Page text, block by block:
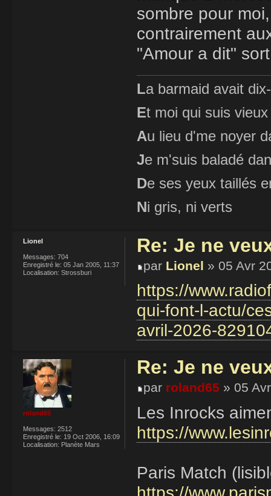
sombre pour
contrairement
"Amour a dit"
La barmaid avait
Et moi qui suis
Au lieu d'me noyer
Je m'suis baladé
De ses yeux taillés
Ni gris, ni verts
Re: Je ne
par Lionel » 05 Avr
https://
qui-font-l-actu/
avril-2026-
Lionel
Messages: 704
Enregistré le: 05 Jan 2005, 11:37
Localisation: Strossburi
Re: Je ne
par roland65 » 05
Les Inrocks
https://
Paris Match
roland65
Messages: 2512
Enregistré le: 19 Oct 2006, 16:09
Localisation: Planète Mars